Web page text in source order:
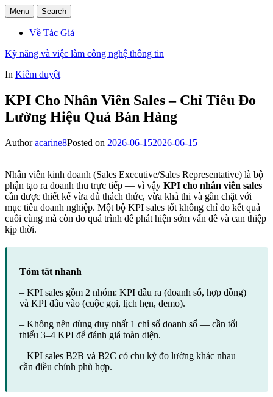
Menu Search
Về Tác Giả
Kỹ năng và việc làm công nghệ thông tin
In Kiểm duyệt
KPI Cho Nhân Viên Sales – Chỉ Tiêu Đo
Lường Hiệu Quả Bán Hàng
Authoracarine8Posted on 2026-06-152026-06-15
Nhân viên kinh doanh (Sales Executive/Sales Representative) là bộ
phận tạo ra doanh thu trực tiếp — vì vậy KPI cho nhân viên sales
cần được thiết kế vừa đủ thách thức, vừa khả thi và gắn chặt với
mục tiêu doanh nghiệp. Một bộ KPI sales tốt không chỉ đo kết quả
cuối cùng mà còn đo quá trình để phát hiện sớm vấn đề và can thiệp
kịp thời.
Tóm tắt nhanh
– KPI sales gồm 2 nhóm: KPI đầu ra (doanh số, hợp đồng)
và KPI đầu vào (cuộc gọi, lịch hẹn, demo).
– Không nên dùng duy nhất 1 chỉ số doanh số — cần tối
thiểu 3–4 KPI để đánh giá toàn diện.
– KPI sales B2B và B2C có chu kỳ đo lường khác nhau —
cần điều chỉnh phù hợp.